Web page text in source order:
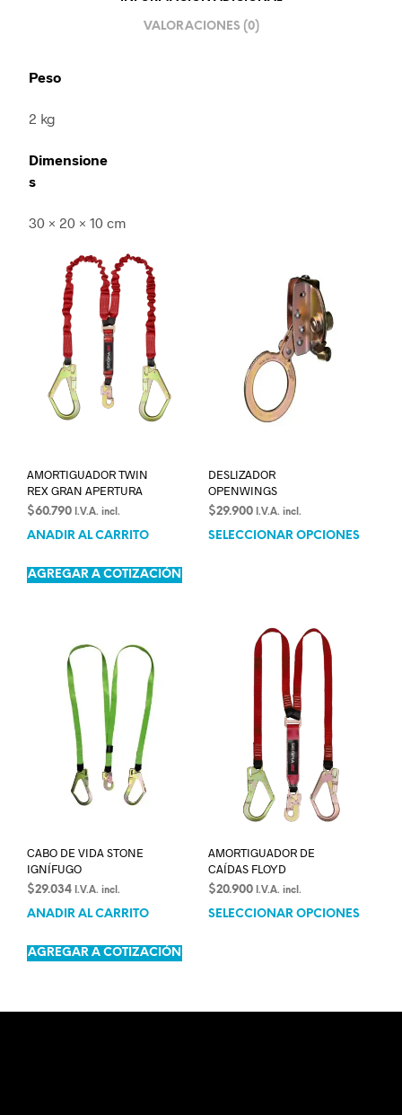
VALORACIONES (0)
Peso
2 kg
Dimensione
s
30 × 20 × 10 cm
AMORTIGUADOR TWIN
REX GRAN APERTURA
$60.790 I.V.A. incl.
AÑADIR AL CARRITO
AGREGAR A COTIZACIÓN
DESLIZADOR
OPENWINGS
$29.900 I.V.A. incl.
SELECCIONAR OPCIONES
CABO DE VIDA STONE
IGNÍFUGO
$29.034 I.V.A. incl.
AÑADIR AL CARRITO
AGREGAR A COTIZACIÓN
AMORTIGUADOR DE
CAÍDAS FLOYD
$20.900 I.V.A. incl.
SELECCIONAR OPCIONES